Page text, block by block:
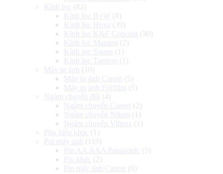
Kính lọc (82)
Kính lọc B+W (8)
Kính lọc Hoya (39)
Kính lọc K&F Concept (30)
Kính lọc Marumi (2)
Kính lọc Sigma (1)
Kính lọc Tamron
(1)
Máy in ảnh
(10)
Máy in ảnh Canon
(5)
Máy in ảnh Fujifilm (5)
Ngàm chuyển đổi (4)
Ngàm chuyển Canon
(2)
Ngàm chuyển Nikon
(1)
Ngàm chuyển Viltrox (1)
Phụ kiện khác (1)
Pin máy ảnh
(119)
Pin AA AAA Panasonic (5)
Pin khác (2)
Pin máy ảnh Canon
(6)